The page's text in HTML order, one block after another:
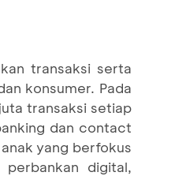
transaksi serta
konsumer. Pada
transaksi setiap
dan contact
yang berfokus
digital,